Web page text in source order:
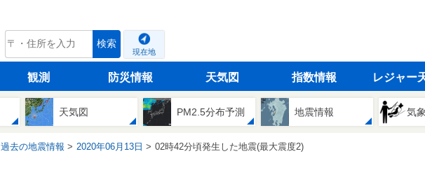
tenki.jp 検索
現在地
観測 防災情報 天気図 指数情報 レジャー
天気図 PM2.5分布予測 地震情報 気
過去の地震情報 2020年06月13日 02時42分頃発生した地震(最大震度2)